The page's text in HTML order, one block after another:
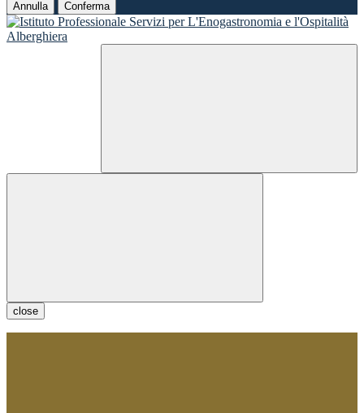
Annulla Conferma
close